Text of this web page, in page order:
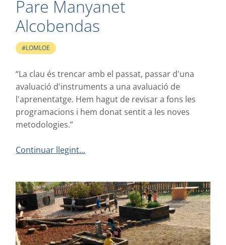
Pare Manyanet
Alcobendas
#LOMLOE
“La clau és trencar amb el passat, passar d'una
avaluació d'instruments a una avaluació de
l'aprenentatge. Hem hagut de revisar a fons les
programacions i hem donat sentit a les noves
metodologies.”
Continuar llegint...